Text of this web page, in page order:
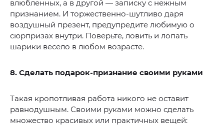
влюбленных, а в другой — записку с нежным
признанием. И торжественно-шутливо даря
воздушный презент, предупредите любимую о
сюрпризах внутри. Поверьте, ловить и лопать
шарики весело в любом возрасте.
8. Сделать подарок-признание своими руками
Такая кропотливая работа никого не оставит
равнодушным. Своими руками можно сделать
множество красивых или практичных вещей: